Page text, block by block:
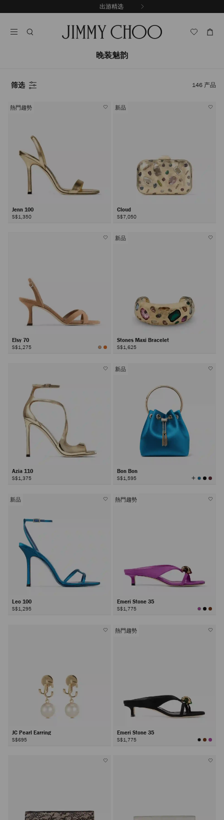
至
出游精选
晚装魅韵
筛选 146 产品
熱門趨勢
Jenn 100
S$1,350
新品
Cloud
S$7,050
Elsy 70
S$1,275
新品
Stones Maxi Bracelet
S$1,625
Azia 110
S$1,375
新品
Bon Bon
S$1,595 查
看
新品
Leo 100
S$1,295
熱門趨勢
Emeri Stone 35
S$1,775
JC Pearl Earring
S$695
熱門趨勢
Emeri Stone 35
S$1,775